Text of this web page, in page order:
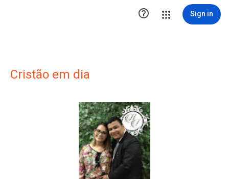
 Sign in
Cristão em dia